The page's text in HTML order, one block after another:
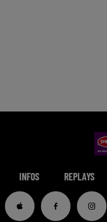
INFOS REPLAYS